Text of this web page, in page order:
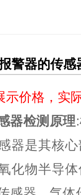
警器的传感
示价格，实
器检测原理
器是其核
化物半导